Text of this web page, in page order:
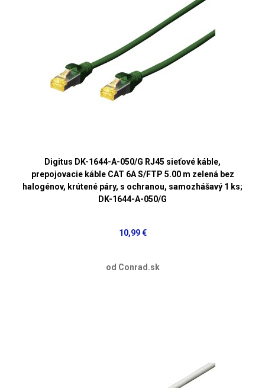
Digitus DK-1644-A-050/G RJ45 sieťové káble,
prepojovacie káble CAT 6A S/FTP 5.00 m zelená bez
halogénov, krútené páry, s ochranou, samozhášavý 1 ks;
DK-1644-A-050/G
10,99 €
od Conrad.sk